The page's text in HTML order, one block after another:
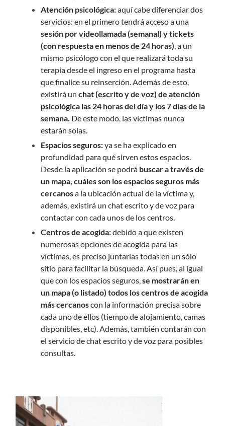
Atención psicológica:aquí cabe diferenciar dos
servicios: en el primero tendrá acceso a una
sesión por videollamada (semanal) y tickets
(con respuesta en menos de 24 horas) , a un
mismo psicólogo con el que realizará toda su
terapia desde el ingreso en el programa hasta
que finalice su reinserción. Además de esto,
existirá un chat (escrito y de voz) de atención
psicológica las 24 horas del día y los 7 días de la
semana. De este modo, las víctimas nunca
estarán solas.
Espacios seguros:ya se ha explicado en
profundidad para qué sirven estos espacios.
Desde la aplicación se podrá buscar a través de
un mapa, cuáles son los espacios seguros más
cercanosa la ubicación actual de la víctima y,
además, existirá un chat escrito y de voz para
contactar con cada unos de los centros.
Centros de acogida:debido a que existen
numerosas opciones de acogida para las
víctimas, es preciso juntarlas todas en un sólo
sitio para facilitar la búsqueda. Así pues, al igual
que con los espacios seguros,se mostrarán en
un mapa (o listado) todos los centros de acogida
más cercanoscon la información precisa sobre
cada uno de ellos (tiempo de alojamiento, camas
disponibles, etc). Además, también contarán con
el servicio de chat escrito y de voz para posibles
consultas.